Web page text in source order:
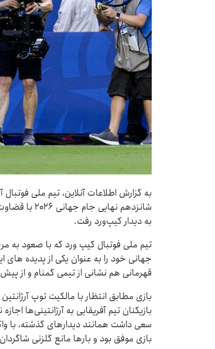
شانزدهم
به دیدار کیپ‌ورد رفت.
تیم ملی فوتبال کیپ ورد که با صعود به
جهانی خود را به عنوان یکی از پدیده های
قهرمانی هم نشانی از تیمی گمنام و از
بازی مطابق انتظار با مالکیت توپ
بازیکنان تیم آفریقایی به آرژانتینی‌ها
سعی داشت همانند دیدارهای گذشته،
بازی موفق بود و بارها مانع گلزنی